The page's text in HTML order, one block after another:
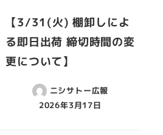
【3/31(火) 棚卸しによ
る即日出荷 締切時間の変
更について】
ニシサトー広報
2026年3月17日